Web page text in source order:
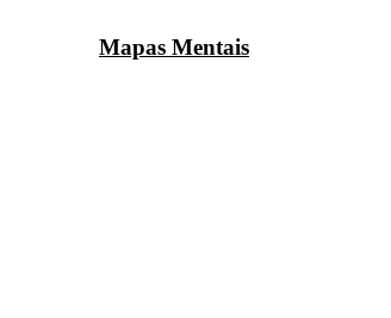
Mapas Mentais